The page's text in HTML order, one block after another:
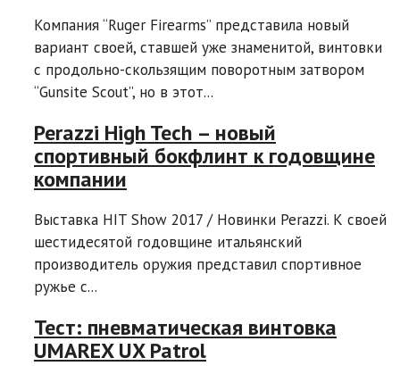
Компания “Ruger Firearms” представила новый
вариант своей, ставшей уже знаменитой, винтовки
с продольно-скользящим поворотным затвором
“Gunsite Scout”, но в этот...
Perazzi High Tech – новый
спортивный бокфлинт к годовщине
компании
Выставка HIT Show 2017 / Новинки Perazzi. К своей
шестидесятой годовщине итальянский
производитель оружия представил спортивное
ружье с...
Тест: пневматическая винтовка
UMAREX UX Patrol